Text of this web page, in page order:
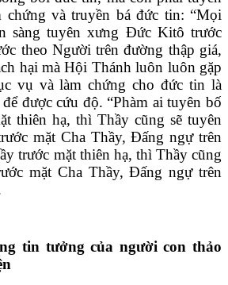
chứng và truyền bá đức tin: “Mọi
sàng tuyên xưng Đức Kitô trước
theo Người trên đường thập giá,
hại mà Hội Thánh luôn luôn gặp
vụ và làm chứng cho đức tin là
được cứu độ. “Phàm ai tuyên bố
thiên hạ, thì Thầy cũng sẽ tuyên
mặt Cha Thầy, Đấng ngự trên
trước mặt thiên hạ, thì Thầy cũng
mặt Cha Thầy, Đấng ngự trên
tin tưởng của người con thảo